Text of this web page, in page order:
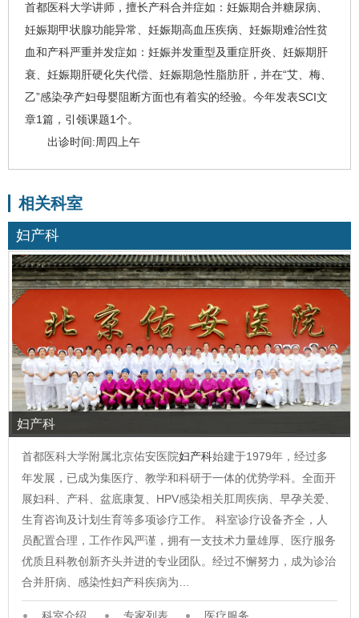
首都医科大学讲师，擅长产科合并症如：妊娠期合并糖尿病、
妊娠期甲状腺功能异常、妊娠期高血压疾病、妊娠期难治性贫
血和产科严重并发症如：妊娠并发重型及重症肝炎、妊娠期肝
衰、妊娠期肝硬化失代偿、妊娠期急性脂肪肝 ，并在“艾、梅、
乙”感染孕产妇母婴阻断方面也有着实的经验。今年发表SCI文
章1篇，引领课题1个。
出诊时间:周四上午
相关科室
妇产科
妇产科
首都医科大学附属北京佑安医院妇产科始建于1979年，经过多
年发展，已成为集医疗、教学和科研于一体的优势学科。全面开
展妇科、产科、盆底康复、HPV感染相关肛周疾病、早孕关爱、
生育咨询及计划生育等多项诊疗工作。 科室诊疗设备齐全，人
员配置合理，工作作风严谨，拥有一支技术力量雄厚、医疗服务
优质且科教创新齐头并进的专业团队。经过不懈努力，成为诊治
合并肝病、感染性妇产科疾病为…
科室介绍 专家列表 医疗服务